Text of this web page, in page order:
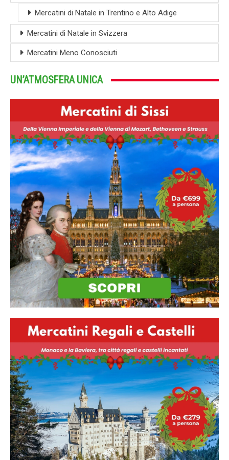
Mercatini di Natale in Trentino e Alto Adige
Mercatini di Natale in Svizzera
Mercatini Meno Conosciuti
UN’ATMOSFERA UNICA